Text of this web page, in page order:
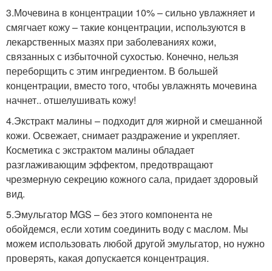
3.Мочевина в концентрации 10% – сильно увлажняет и
смягчает кожу – такие концентрации, используются в
лекарственных мазях при заболеваниях кожи,
связанных с избыточной сухостью. Конечно, нельзя
переборщить с этим ингредиентом. В большей
концентрации, вместо того, чтобы увлажнять мочевина
начнет.. отшелушивать кожу!
4.Экстракт малины – подходит для жирной и смешанной
кожи. Освежает, снимает раздражение и укрепляет.
Косметика с экстрактом малины обладает
разглаживающим эффектом, предотвращают
чрезмерную секрецию кожного сала, придает здоровый
вид.
5.Эмульгатор MGS – без этого компонента не
обойдемся, если хотим соединить воду с маслом. Мы
можем использовать любой другой эмульгатор, но нужно
проверять, какая допускается концентрация.